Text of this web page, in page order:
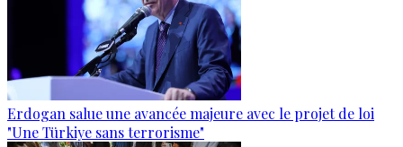
Erdogan salue une avancée majeure avec le projet de loi
"Une Türkiye sans terrorisme"